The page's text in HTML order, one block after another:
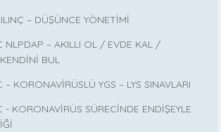
– DÜŞÜNCE YÖNETİMİ
NLPDAP – AKILLI OL / EVDE KAL /
BUL
– KORONAVİRÜSLÜ YGS – LYS SINAVLARI
- KORONAVİRÜS SÜRECİNDE ENDİŞEYLE